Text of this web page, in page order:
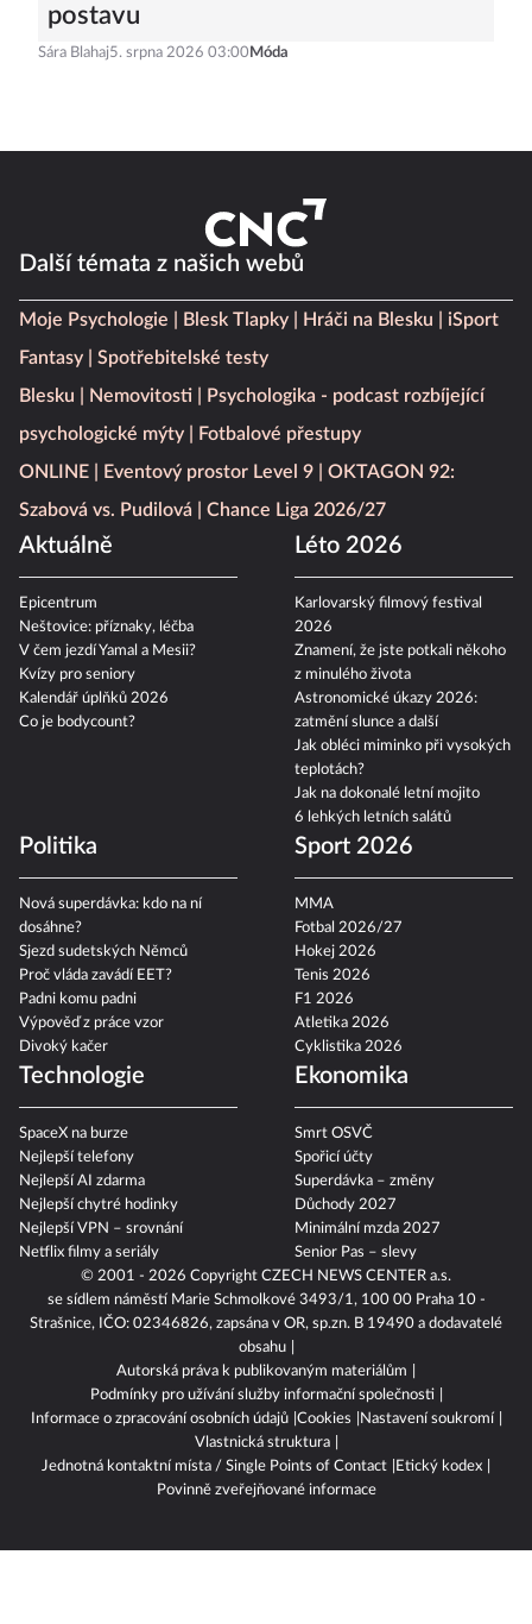
postavu
Sára Blahaj5. srpna 2026 03:00 Móda
© 2001 - 2026 Copyright CZECH NEWS CENTER a.s.
se sídlem náměstí Marie Schmolkové 3493/1, 100 00 Praha 10 -
Strašnice, IČO: 02346826, zapsána v OR, sp.zn. B 19490 a dodavatelé
obsahu
Autorská práva k publikovaným materiálům
Podmínky pro užívání služby informační společnosti
Informace o zpracování osobních údajů Cookies
Nastavení soukromí
Vlastnická struktura
Jednotná kontaktní místa / Single Points of Contact
Etický kodex
Povinně zveřejňované informace
Další témata z našich webů
Moje Psychologie Blesk Tlapky Hráči na Blesku
iSport
Fantasy
Spotřebitelské testy
Blesku
Nemovitosti
Psychologika - podcast rozbíjející
psychologické mýty
Fotbalové přestupy
ONLINE
Eventový prostor Level 9
OKTAGON 92:
Szabová vs. Pudilová
Chance Liga 2026/27
Aktuálně
Epicentrum
Neštovice: příznaky, léčba
V čem jezdí Yamal a Mesii?
Kvízy pro seniory
Kalendář úplňků 2026
Co je bodycount?
Léto 2026
Karlovarský filmový festival
2026
Znamení, že jste potkali někoho
z minulého života
Astronomické úkazy 2026:
zatmění slunce a další
Jak obléci miminko při vysokých
teplotách?
Jak na dokonalé letní mojito
6 lehkých letních salátů
Politika
Nová superdávka: kdo na ní
dosáhne?
Sjezd sudetských Němců
Proč vláda zavádí EET?
Padni komu padni
Výpověď z práce vzor
Divoký kačer
Sport 2026
MMA
Fotbal 2026/27
Hokej 2026
Tenis 2026
F1 2026
Atletika 2026
Cyklistika 2026
Technologie
SpaceX na burze
Nejlepší telefony
Nejlepší AI zdarma
Nejlepší chytré hodinky
Nejlepší VPN – srovnání
Netflix filmy a seriály
Ekonomika
Smrt OSVČ
Spořicí účty
Superdávka – změny
Důchody 2027
Minimální mzda 2027
Senior Pas – slevy